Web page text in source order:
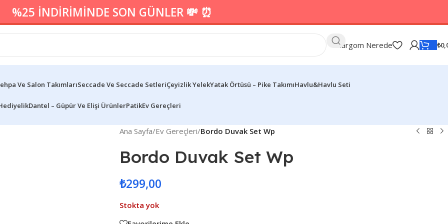
%25 İNDİRİMİNDE SON GÜNLER 💸 ⏰
Kargom Nerede ₺
Ve Salon TakımlarıSeccade Ve Seccade SetleriÇeyizlik YelekYatak Örtüsü – Pike TakımıHavlu&Havlu Seti
Dantel – Güpür Ve Elişi ÜrünlerPatikEv Gereçleri
Ana Sayfa/Ev Gereçleri/Bordo Duvak Set Wp
Bordo Duvak Set Wp
₺299,00
Stokta yok